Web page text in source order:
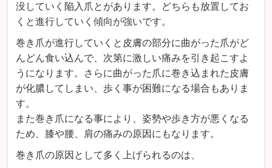
没していく陥入爪とがあります。どちらも放置してお
くと進行していく傾向が強いです。
巻き爪が進行していくと皮膚の部分に曲がった爪がど
んどん食い込んで、次第に激しい痛みを引き起こすよ
うになります。さらに曲がった爪に巻き込まれた皮膚
が化膿してしまい、歩く事が困難になる場合もありま
す。
また巻き爪になる事により、姿勢や歩き方が悪くなる
ため、膝や腰、肩の痛みの原因にもなります。
巻き爪の原因として多く上げられるのは、